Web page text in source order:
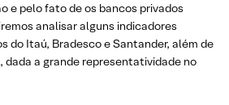
e pelo fato de os bancos privados
analisar alguns indicadores
do Itaú, Bradesco e Santander, além de
dada a grande representatividade no